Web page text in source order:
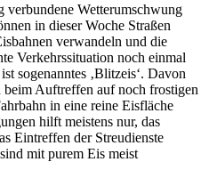
verbundene Wetterumschwung
in dieser Woche Straßen
verwandeln und die
Verkehrssituation noch einmal
sogenanntes ‚Blitzeis‘. Davon
Auftreffen auf noch frostigen
in eine reine Eisfläche
hilft meistens nur, das
Eintreffen der Streudienste
mit purem Eis meist